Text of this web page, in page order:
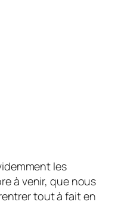
les
à venir, que nous
tout à fait en